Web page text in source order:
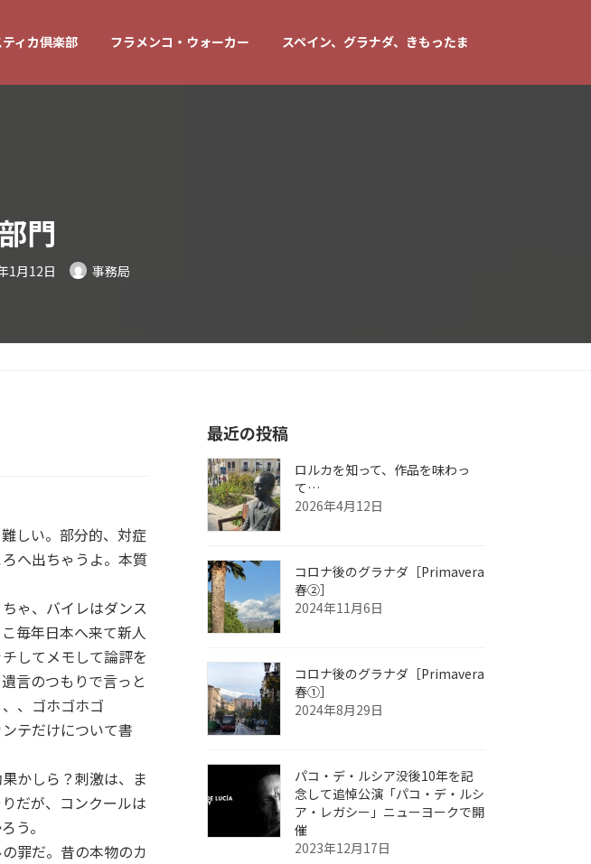
ティカ倶楽部 フラメンコ・ウォーカー スペイン、グラナダ、きもったま
門
1月12日 事務局
しい。部分的、対症
へ出ちゃうよ。本質
ゃ、バイレはダンス
毎年日本へ来て新人
してメモして論評を
言のつもりで言っと
、ゴホゴホゴ
テだけについて書
かしら？刺激は、ま
だが、コンクールは
う。
罪だ。昔の本物のカ
最近の投稿
ロルカを知って、作品を味わっ
て…
2026年4月12日
コロナ後のグラナダ［Primavera
春②］
2024年11月6日
コロナ後のグラナダ［Primavera
春①］
2024年8月29日
パコ・デ・ルシア没後10年を記
念して追悼公演「パコ・デ・ルシ
ア・レガシー」ニューヨークで開
催
2023年12月17日